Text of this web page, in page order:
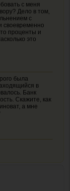
с меня
Дело в том,
с
своевременно
проценты и
это
была
в
Банк
Скажите, как
а мне